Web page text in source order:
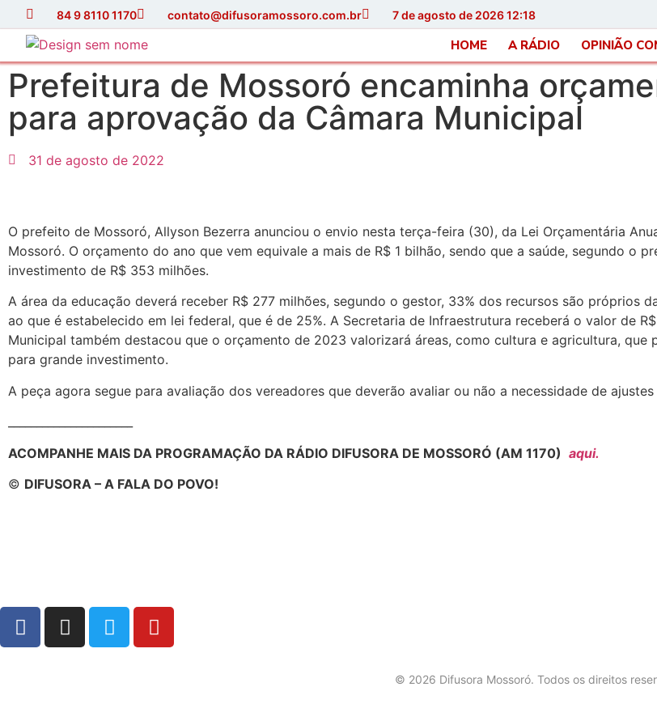
84 9 8110 1170 contato@difusoramossoro.com.br 7 de agosto de 2026 12:18
HOME A RÁDIO OPINIÃO
Prefeitura de Mossoró encaminha
para aprovação da Câmara Municipal
31 de agosto de 2022
O prefeito de Mossoró, Allyson Bezerra anunciou o envio nesta terça-feira (30), da Lei Orçamentária
Mossoró. O orçamento do ano que vem equivale a mais de R$ 1 bilhão, sendo que a saúde, segundo o
investimento de R$ 353 milhões.
A área da educação deverá receber R$ 277 milhões, segundo o gestor, 33% dos recursos são próprios
ao que é estabelecido em lei federal, que é de 25%. A Secretaria de Infraestrutura receberá o valor de
Municipal também destacou que o orçamento de 2023 valorizará áreas, como cultura e agricultura,
para grande investimento.
A peça agora segue para avaliação dos vereadores que deverão avaliar ou não a necessidade de
ACOMPANHE MAIS DA PROGRAMAÇÃO DA RÁDIO DIFUSORA DE MOSSORÓ (AM 1170) aqui.
© DIFUSORA – A FALA DO POVO!
© 2026 Difusora Mossoró. Todos os direitos